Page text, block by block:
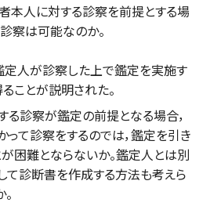
本人に対する診察を前提とする場
察は可能なのか。
定人が診察した上で鑑定を実施す
ことが説明された。
る診察が鑑定の前提となる場合，
て診察をするのでは，鑑定を引き
困難とならないか。鑑定人とは別
て診断書を作成する方法も考えら